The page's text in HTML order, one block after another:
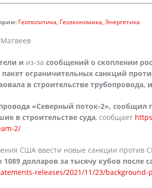
Геополитика Геоэкономика Энергетика
и из-за сообщений о скоплении
ограничительных санкций
в строительстве трубопровода,
«Северный поток-2», сообщил
в строительстве суда, сообщает
2/
США ввести новые санкции против
долларов за тысячу кубов после
releases/2021/11/23/background-